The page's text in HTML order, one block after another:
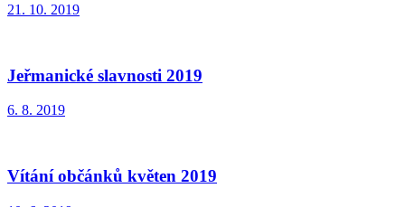
21. 10. 2019
Jeřmanické slavnosti 2019
6. 8. 2019
Vítání občánků květen 2019